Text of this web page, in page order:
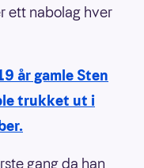
ett nabolag hver
år gamle Sten
trukket ut i
gang da han